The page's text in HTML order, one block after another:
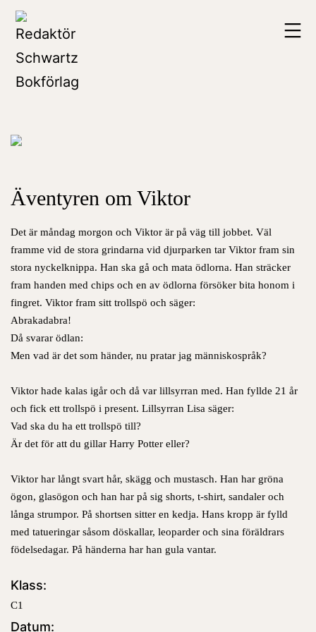
Hoppa
innehåll
Redaktör
Schwartz
Bokförlag
Äventyren om Viktor
Det är måndag morgon och Viktor är på väg till jobbet. Väl
framme vid de stora grindarna vid djurparken tar Viktor fram sin
stora nyckelknippa. Han ska gå och mata ödlorna. Han sträcker
fram handen med chips och en av ödlorna försöker bita honom i
fingret. Viktor fram sitt trollspö och säger:
Abrakadabra!
Då svarar ödlan:
Men vad är det som händer, nu pratar jag människospråk?
Viktor hade kalas igår och då var lillsyrran med. Han fyllde 21 år
och fick ett trollspö i present. Lillsyrran Lisa säger:
Vad ska du ha ett trollspö till?
Är det för att du gillar Harry Potter eller?
Viktor har långt svart hår, skägg och mustasch. Han har gröna
ögon, glasögon och han har på sig shorts, t-shirt, sandaler och
långa strumpor. På shortsen sitter en kedja. Hans kropp är fylld
med tatueringar såsom döskallar, leoparder och sina föräldrars
födelsedagar. På händerna har han gula vantar.
Klass:
C1
Datum: